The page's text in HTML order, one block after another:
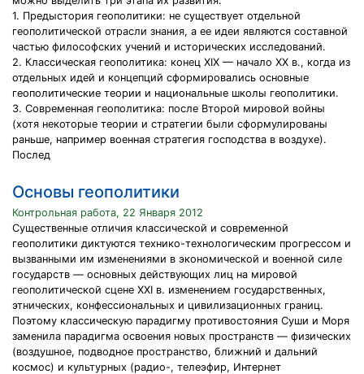
1. Предыстория геополитики: не существует отдельной
геополитической отрасли знания, а ее идеи являются составной
частью философских учений и исторических исследований.
2. Классическая геополитика: конец XIX — начало XX в., когда из
отдельных идей и концепций сформировались основные
геополитические теории и национальные школы геополитики.
3. Современная геополитика: после Второй мировой войны
(хотя некоторые теории и стратегии были сформулированы
раньше, например военная стратегия господства в воздухе).
Послед
Основы геополитики
Контрольная работа, 22 Января 2012
Существенные отличия классической и современной
геополитики диктуются технико-технологическим прогрессом и
вызванными им изменениями в экономической и военной силе
государств — основных действующих лиц на мировой
геополитической сцене XXI в. изменением государственных,
этнических, конфессиональных и цивилизационных границ.
Поэтому классическую парадигму противостояния Суши и Моря
заменила парадигма освоения новых пространств — физических
(воздушное, подводное пространство, ближний и дальний
космос) и культурных (радио-, телеэфир, Интернет